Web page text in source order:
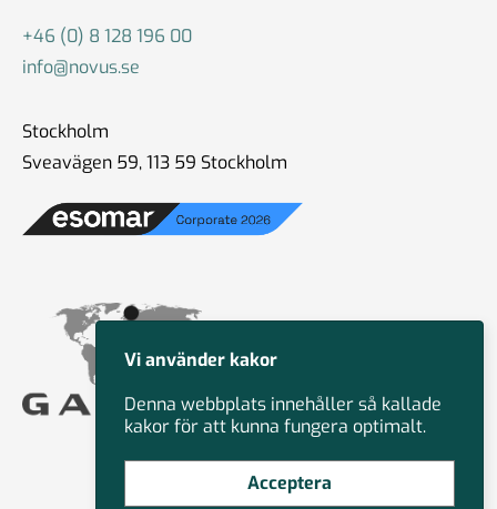
+46 (0) 8 128 196 00
info@novus.se
Stockholm
Sveavägen 59, 113 59 Stockholm
Vi använder kakor
Denna webbplats innehåller så kallade
kakor för att kunna fungera optimalt.
Acceptera